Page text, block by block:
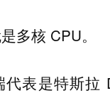
多核 CPU。
代表是特斯